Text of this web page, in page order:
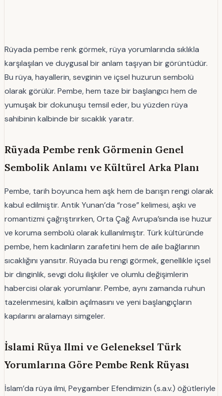
Rüyada pembe renk görmek, rüya yorumlarında sıklıkla
karşılaşılan ve duygusal bir anlam taşıyan bir görüntüdür.
Bu rüya, hayallerin, sevginin ve içsel huzurun sembolü
olarak görülür. Pembe, hem taze bir başlangıcı hem de
yumuşak bir dokunuşu temsil eder, bu yüzden rüya
sahibinin kalbinde bir sıcaklık yaratır.
Rüyada Pembe renk Görmenin Genel
Sembolik Anlamı ve Kültürel Arka Planı
Pembe, tarih boyunca hem aşk hem de barışın rengi olarak
kabul edilmiştir. Antik Yunan’da “rose” kelimesi, aşkı ve
romantizmi çağrıştırırken, Orta Çağ Avrupa’sında ise huzur
ve koruma sembolü olarak kullanılmıştır. Türk kültüründe
pembe, hem kadınların zarafetini hem de aile bağlarının
sıcaklığını yansıtır. Rüyada bu rengi görmek, genellikle içsel
bir dinginlik, sevgi dolu ilişkiler ve olumlu değişimlerin
habercisi olarak yorumlanır. Pembe, aynı zamanda ruhun
tazelenmesini, kalbin açılmasını ve yeni başlangıçların
kapılarını aralamayı simgeler.
İslami Rüya Ilmi ve Geleneksel Türk
Yorumlarına Göre Pembe Renk Rüyası
İslam’da rüya ilmi, Peygamber Efendimizin (s.a.v.) öğütleriyle